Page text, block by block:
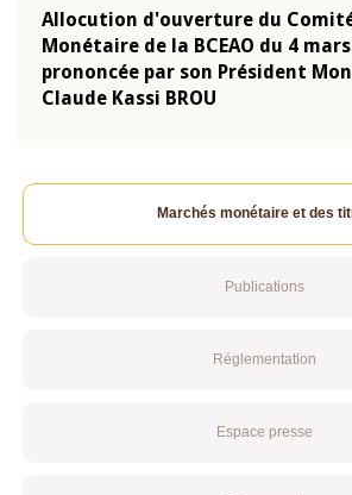
Allocution d'ouverture du
Monétaire de la BCEAO du 4
prononcée par son Président
Claude Kassi BROU
Marchés monétaire et des
Publications
Réglementation
Espace presse